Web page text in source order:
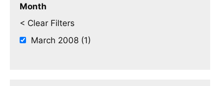
Month
< Clear Filters
March 2008 (1)